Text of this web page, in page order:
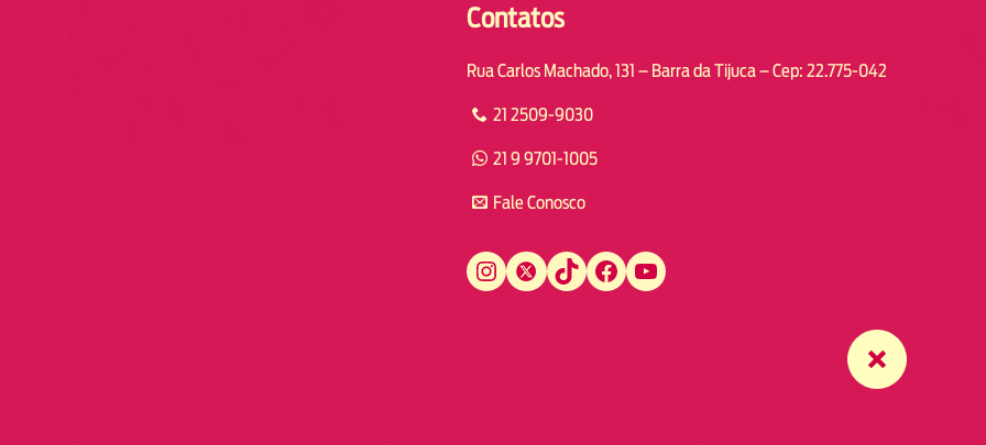
Contatos
Rua Carlos Machado, 131 – Barra da Tijuca – Cep: 22.775-042
21 2509-9030
21 9 9701-1005
Fale Conosco
Instagram Twitter TikTok Facebook YouTube